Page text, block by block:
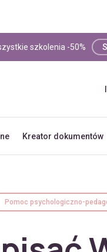
szkolenia -50%
Kreator dokumentów
Pomoc psychologiczno-